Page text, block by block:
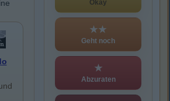
Okay
★★
Geht noch
★
Abzuraten